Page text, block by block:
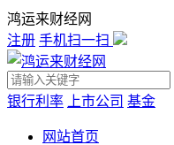
鸿运来财经网
注册 手机扫一扫
银行利率 上市公司 基金
网站首页